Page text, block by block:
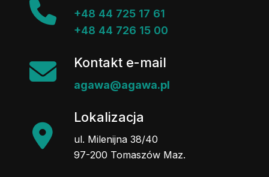
+48 44 725 17 61
+48 44 726 15 00
Kontakt e-mail
agawa@agawa.pl
Lokalizacja
ul. Milenijna 38/40
97-200 Tomaszów Maz.